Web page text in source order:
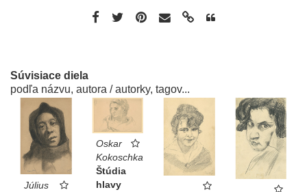
Súvisiace diela
podľa názvu, autora / autorky, tagov...
Július
Oskar
Kokoschka
Štúdia
hlavy